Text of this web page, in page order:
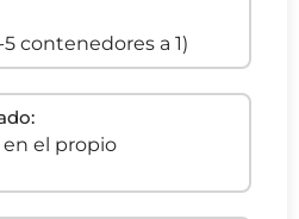
contenedores a 1)
el propio